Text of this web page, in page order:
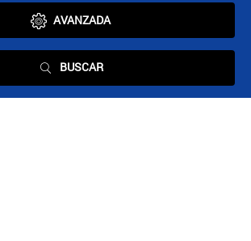
AVANZADA
BUSCAR